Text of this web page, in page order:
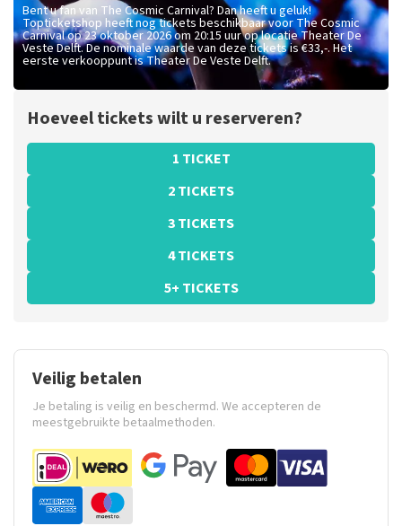
Bent u fan van The Cosmic Carnival? Dan heeft u geluk!
Topticketshop heeft nog tickets beschikbaar voor The Cosmic
Carnival op 23 oktober 2026 om 20:15 uur op locatie Theater De
Veste Delft. De nominale waarde van deze tickets is€33,-. Het
eerste verkooppunt is Theater De Veste Delft.
Hoeveel tickets wilt u reserveren?
1 TICKET
2 TICKETS
3 TICKETS
4 TICKETS
5+ TICKETS
Veilig betalen
Je betaling is veilig en beschermd. We accepteren de
meestgebruikte betaalmethoden.